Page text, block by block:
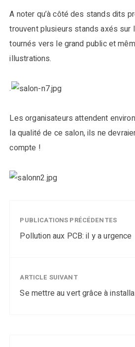
A noter qu’à côté des stands dits
trouvent plusieurs stands axés sur
tournés vers le grand public et
illustrations.
.
Les organisateurs attendent
la qualité de ce salon, ils ne
compte !
PUBLICATIONS PRÉCÉDENTES
Pollution aux PCB: il y a urgence
ARTICLE SUIVANT
Se mettre au vert grâce à